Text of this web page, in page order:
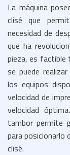
La máquina
clisé que
necesidad de
que ha
pieza, es
se puede
los equipos
velocidad de
velocidad
tambor permite
para posicionarlo
clisé.